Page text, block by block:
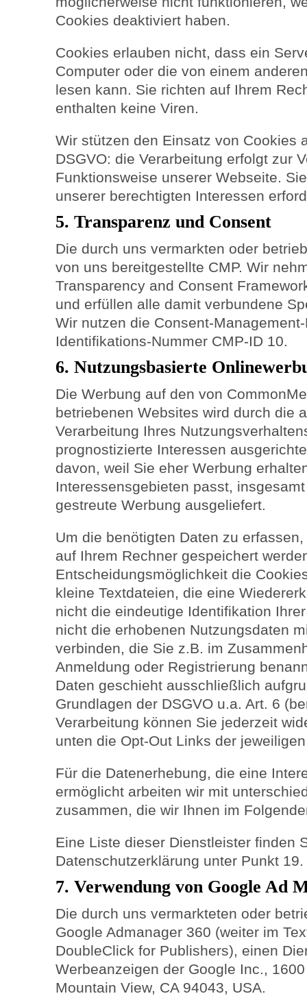
Cookies deaktiviert haben.
Cookies erlauben nicht, dass ein
Computer oder die von einem
lesen kann. Sie richten auf Ihrem
enthalten keine Viren.
Wir stützen den Einsatz von Cookies
DSGVO: die Verarbeitung erfolgt zur
Funktionsweise unserer Webseite.
unserer berechtigten Interessen
5. Transparenz und Consent
Die durch uns vermarkten oder
von uns bereitgestellte CMP. Wir
Transparency and Consent
und erfüllen alle damit verbundene
Wir nutzen die Consent-
Identifikations-Nummer CMP-ID 10.
6. Nutzungsbasierte
Die Werbung auf den von
betriebenen Websites wird durch die
Verarbeitung Ihres
prognostizierte Interessen
davon, weil Sie eher Werbung
Interessensgebieten passt,
gestreute Werbung ausgeliefert.
Um die benötigten Daten zu
auf Ihrem Rechner gespeichert
Entscheidungsmöglichkeit die
kleine Textdateien, die eine
nicht die eindeutige Identifikation
nicht die erhobenen Nutzungsdaten
verbinden, die Sie z.B. im
Anmeldung oder Registrierung
Daten geschieht ausschließlich
Grundlagen der DSGVO u.a. Art. 6
Verarbeitung können Sie jederzeit
unten die Opt-Out Links der
Für die Datenerhebung, die eine
ermöglicht arbeiten wir mit
zusammen, die wir Ihnen im
Eine Liste dieser Dienstleister finden
Datenschutzerklärung unter Punkt 19.
7. Verwendung von Google Ad
Die durch uns vermarkteten oder
Google Admanager 360 (weiter im
DoubleClick for Publishers), einen
Werbeanzeigen der Google Inc.,
Mountain View, CA 94043, USA.